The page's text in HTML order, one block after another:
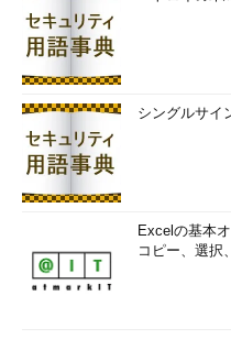
魅力ばかりがあるように思
あるが、いい面ばかりではな
1つは、業務内容が多岐にわ
大していけるということは、
らされる」可能性があるとい
で入社したのに「客先に行っ
ることもあり得るだろう。
ーネットショップのシステム
ステム開発会社からベンチャ
は、仕事の分担や社内の責任
雰囲気ではある。が、それ
シングルサイ
Excelの基本
コピー、選択